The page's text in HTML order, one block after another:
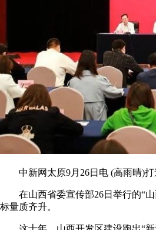
中新网太原9月26日电 (高雨晴)打
在山西省委宣传部26日举行的“山
标量质齐升。